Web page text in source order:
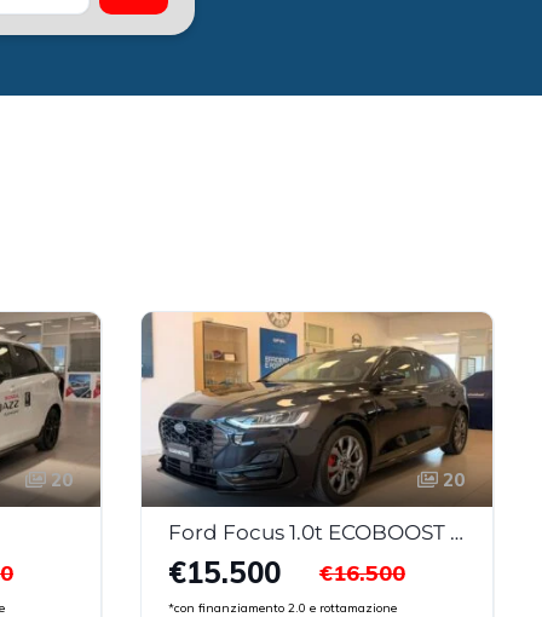
20 20
Ford Focus 1.0t ECOBOOST H ST-LINE
€15.500
*con finanziamento 2.0 e rottamazione
€16.500